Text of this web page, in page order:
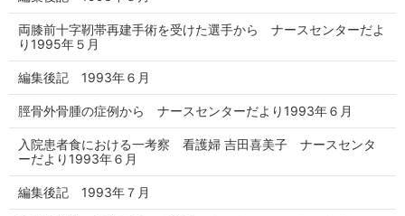
両膝前十字靭帯再建手術を受けた選手から ナースセンターだよ
り1995年５月
編集後記 1993年６月
脛骨外骨腫の症例から ナースセンターだより1993年６月
入院患者食における一考察 看護婦 吉田喜美子 ナースセンタ
ーだより1993年６月
編集後記 1993年７月